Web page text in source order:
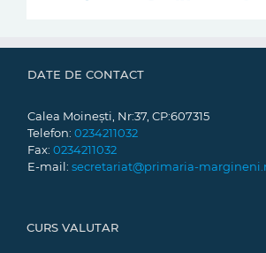
DATE DE CONTACT
Calea Moinești, Nr:37, CP:607315
Telefon: 0234211032
Fax: 0234211032
E-mail: secretariat@primaria-
CURS VALUTAR